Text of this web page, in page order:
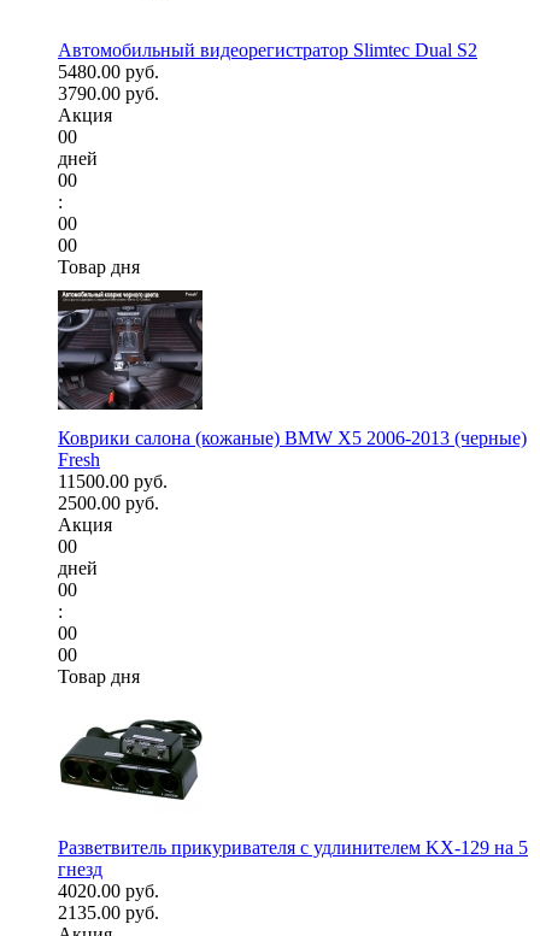
Автомобильный видеорегистратор Slimtec Dual S2
5480.00 руб.
3790.00 руб.
Акция
00
дней
00
:
00
00
Товар дня
Коврики салона (кожаные) BMW X5 2006-2013 (черные)
Fresh
11500.00 руб.
2500.00 руб.
Акция
00
дней
00
:
00
00
Товар дня
Разветвитель прикуривателя с удлинителем KX-129 на 5
гнезд
4020.00 руб.
2135.00 руб.